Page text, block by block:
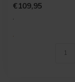
va...
€109,95
.
.